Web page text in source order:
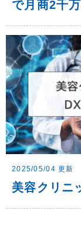
で月商2千
2025/05/04 更新
美容クリニ